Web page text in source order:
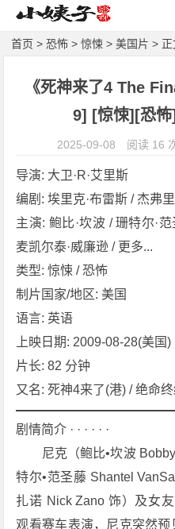
首页 >恐怖 >惊悚 >美国片 > 正
《死神来了4 The
9] [惊悚][恐
2025-09-08 阅读 16
导演: 大卫·R·艾里斯
编剧: 埃里克·布雷斯 / 杰弗
主演: 鲍比·坎波 / 珊特尔·
麦凯尔泰·威廉逊 / 更多...
类型: 惊悚 / 恐怖
制片国家/地区: 美国
语言: 英语
上映日期: 2009-08-28(美国)
片长: 82 分钟
又名: 死神4来了(港) / 绝命
剧情简介 · · · · · ·
尼克（鲍比•坎波 Bobby
特尔•范圣藤 Shantel
扎诺 Nick Zano 饰）及女
观看赛车表演，尼克突然